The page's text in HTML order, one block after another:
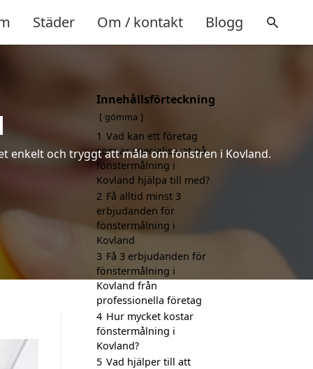
Städer Om / kontakt Blogg
enkelt och tryggt att måla om fönstren i Kovland.
Innehållsförteckning
gömma
1 Vad kan ett företag
som är specialiserat på
fönstermålning i
Kovland hjälpa till med?
2 Få alltid minst 3
erbjudanden för
fönstermålning i
Kovland
3 Få 3 erbjudanden för
fönstermålning i
Kovland från
professionella företag
4 Hur mycket kostar
fönstermålning i
Kovland?
5 Vad hjälper till att